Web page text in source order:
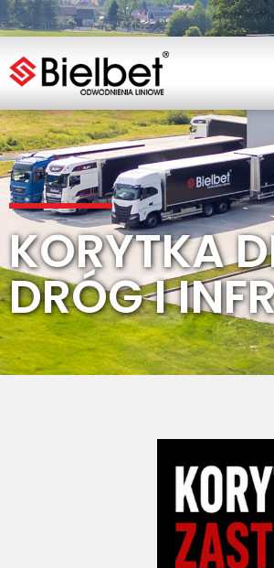
KORYTKA
DRÓG I